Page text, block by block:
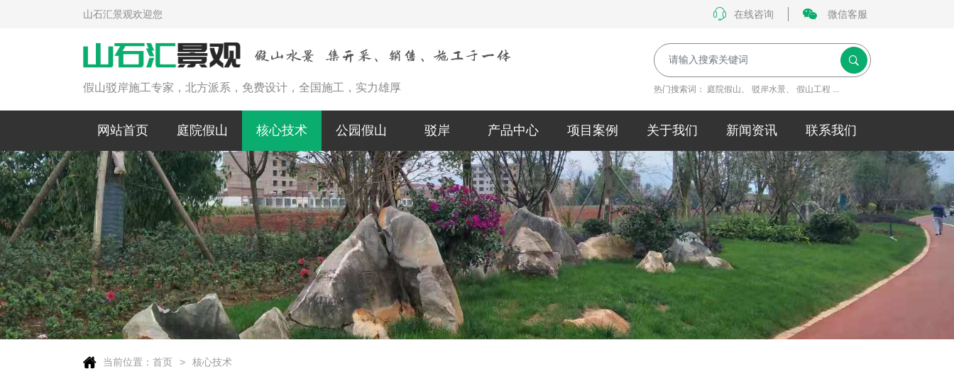
山石汇景观欢迎您 在线咨询 微信客服
假山驳岸施工专家，北方派系，免费设计，全国施工，实力雄厚 热门搜索词： 庭院假山、 驳岸水景、 假山工程 ...
网站首页 庭院假山 核心技术 公园假山 驳岸 产品中心 项目案例 关于我们 新闻资讯 联系我们
当前位置： 首页 核心技术